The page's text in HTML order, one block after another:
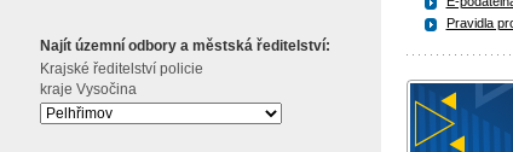
Najít územní odbory a městská ředitelství:
Krajské ředitelství policie
kraje Vysočina
Pravidla